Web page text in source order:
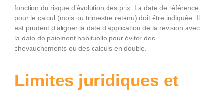
fonction du risque d’évolution des prix. La date de référence
pour le calcul (mois ou trimestre retenu) doit être indiquée. Il
est prudent d’aligner la date d’application de la révision avec
la date de paiement habituelle pour éviter des
chevauchements ou des calculs en double.
Limites juridiques et